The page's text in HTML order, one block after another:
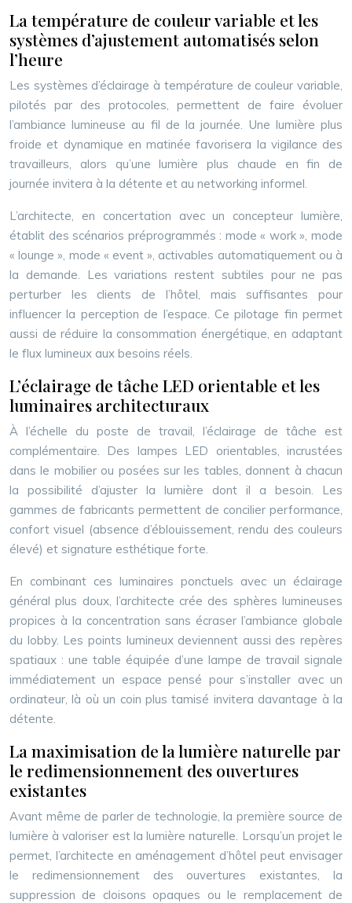
La température de couleur variable et les
systèmes d’ajustement automatisés selon
l’heure
Les systèmes d’éclairage à température de couleur variable,
pilotés par des protocoles, permettent de faire évoluer
l’ambiance lumineuse au fil de la journée. Une lumière plus
froide et dynamique en matinée favorisera la vigilance des
travailleurs, alors qu’une lumière plus chaude en fin de
journée invitera à la détente et au networking informel.
L’architecte, en concertation avec un concepteur lumière,
établit des scénarios préprogrammés : mode « work », mode
« lounge », mode « event », activables automatiquement ou à
la demande. Les variations restent subtiles pour ne pas
perturber les clients de l’hôtel, mais suffisantes pour
influencer la perception de l’espace. Ce pilotage fin permet
aussi de réduire la consommation énergétique, en adaptant
le flux lumineux aux besoins réels.
L’éclairage de tâche LED orientable et les
luminaires architecturaux
À l’échelle du poste de travail, l’éclairage de tâche est
complémentaire. Des lampes LED orientables, incrustées
dans le mobilier ou posées sur les tables, donnent à chacun
la possibilité d’ajuster la lumière dont il a besoin. Les
gammes de fabricants permettent de concilier performance,
confort visuel (absence d’éblouissement, rendu des couleurs
élevé) et signature esthétique forte.
En combinant ces luminaires ponctuels avec un éclairage
général plus doux, l’architecte crée des sphères lumineuses
propices à la concentration sans écraser l’ambiance globale
du lobby. Les points lumineux deviennent aussi des repères
spatiaux : une table équipée d’une lampe de travail signale
immédiatement un espace pensé pour s’installer avec un
ordinateur, là où un coin plus tamisé invitera davantage à la
détente.
La maximisation de la lumière naturelle par
le redimensionnement des ouvertures
existantes
Avant même de parler de technologie, la première source de
lumière à valoriser est la lumière naturelle. Lorsqu’un projet le
permet, l’architecte en aménagement d’hôtel peut envisager
le redimensionnement des ouvertures existantes, la
suppression de cloisons opaques ou le remplacement de